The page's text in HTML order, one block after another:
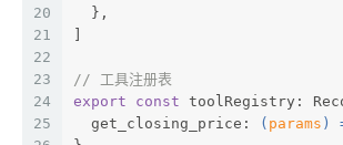
20
21
22
23
24
25
  },
// 工具注册表
export
const toolRegistry:
  get_closing_price:
( params )